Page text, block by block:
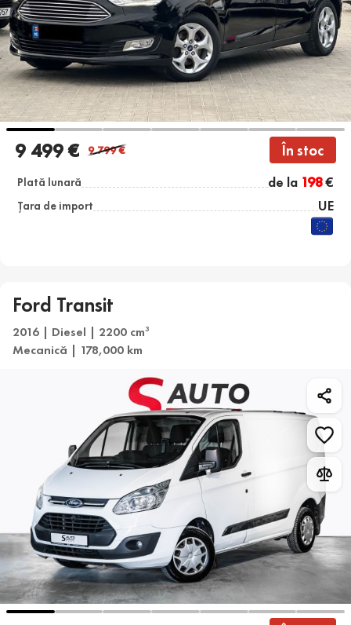
9 499 € 9 799€ În stoc
Plată lunară de la 198€
Țara de import UE
Ford Transit
2016 | Diesel | 2200 cm3
Mecanică | 178,000 km